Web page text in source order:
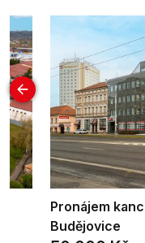
Pronájem
Budějovice